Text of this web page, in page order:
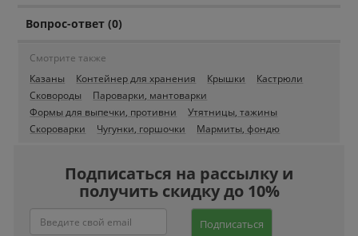
Вопрос-ответ (0)
Смотрите также
Казаны
Контейнер для хранения Крышки
Кастрюли
Сковороды
Пароварки, мантоварки
Формы для выпечки, противни
Утятницы, тажины
Скороварки
Чугунки, горшочки Мармиты, фондю
Подписаться на рассылку и
получить скидку до 10%
Подписаться